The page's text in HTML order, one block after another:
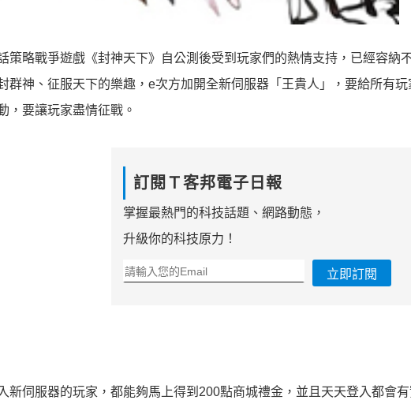
策略戰爭遊戲《封神天下》自公測後受到玩家們的熱情支持，已經容納
群神、征服天下的樂趣，e次方加開全新伺服器「王貴人」，要給所有
，要讓玩家盡情征戰。
訂閱Ｔ客邦電子日報
掌握最熱門的科技話題、網路動態，
升級你的科技原力！
立即訂閱
新伺服器的玩家，都能夠馬上得到200點商城禮金，並且天天登入都會